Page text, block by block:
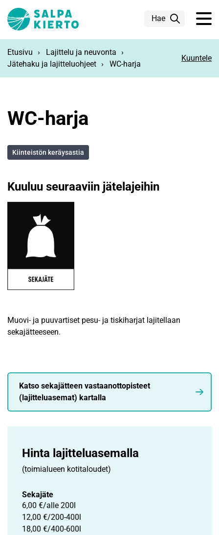
Hae
Etusivu
Lajittelu ja neuvonta
Jätehaku ja lajitteluohjeet
WC-harja
Kuuntele
WC-harja
Kiinteistön keräysastia
Kuuluu seuraaviin jätelajeihin
Muovi- ja puuvartiset pesu- ja tiskiharjat lajitellaan
sekajätteeseen.
Katso sekajätteen vastaanottopisteet
(lajitteluasemat) kartalla
Hinta lajittelu­asemalla
(toimialueen kotitaloudet)
Sekajäte
6,00 €/alle 200l
12,00 €/200-400l
18,00 €/400-600l